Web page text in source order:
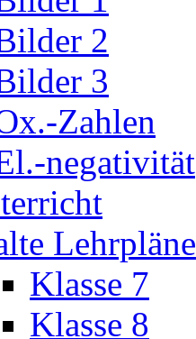
2
3
Zahlen
negativität
Lehrpläne
Klasse 7
Klasse 8